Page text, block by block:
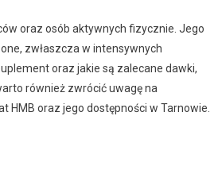
oraz osób aktywnych fizycznie. Jego
zwłaszcza w intensywnych
oraz jakie są zalecane dawki,
również zwrócić uwagę na
oraz jego dostępności w Tarnowie.